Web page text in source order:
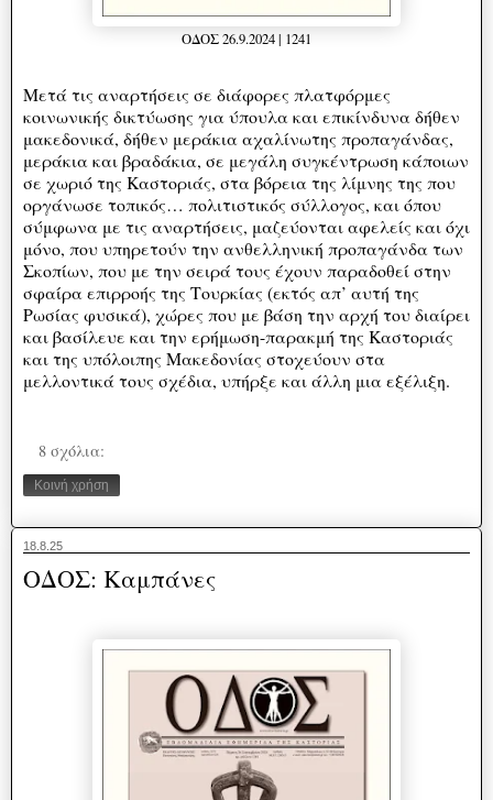
ΟΔΟΣ 26.9.2024 | 1241
Μετά τις αναρτήσεις σε διάφορες πλατφόρμες
κοινωνικής δικτύωσης για ύπουλα και επικίνδυνα δήθεν
μακεδονικά, δήθεν μεράκια αχαλίνωτης προπαγάνδας,
μεράκια και βραδάκια, σε μεγάλη συγκέντρωση κάποιων
σε χωριό της Καστοριάς, στα βόρεια της λίμνης της που
οργάνωσε τοπικός… πολιτιστικός σύλλογος, και όπου
σύμφωνα με τις αναρτήσεις, μαζεύονται αφελείς και όχι
μόνο, που υπηρετούν την ανθελληνική προπαγάνδα των
Σκοπίων, που με την σειρά τους έχουν παραδοθεί στην
σφαίρα επιρροής της Τουρκίας (εκτός απ’ αυτή της
Ρωσίας φυσικά), χώρες που με βάση την αρχή του διαίρει
και βασίλευε και την ερήμωση-παρακμή της Καστοριάς
και της υπόλοιπης Μακεδονίας στοχεύουν στα
μελλοντικά τους σχέδια, υπήρξε και άλλη μια εξέλιξη.
8 σχόλια:
Κοινή χρήση
18.8.25
ΟΔΟΣ: Καμπάνες